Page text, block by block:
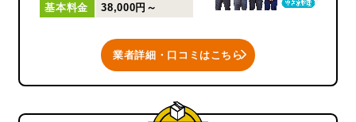
の事情に柔軟に対応いたしま
③必ず作業報告書を提出決し
て”やりっ放し”にはいたしませ
一作業終了後に不備が生じても
基本料金
38,000円～
業者詳細・口コミはこちら